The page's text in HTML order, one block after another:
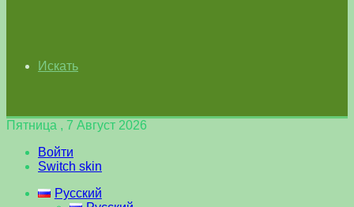
Искать
Пятница , 7 Август 2026
Войти
Switch skin
Русский